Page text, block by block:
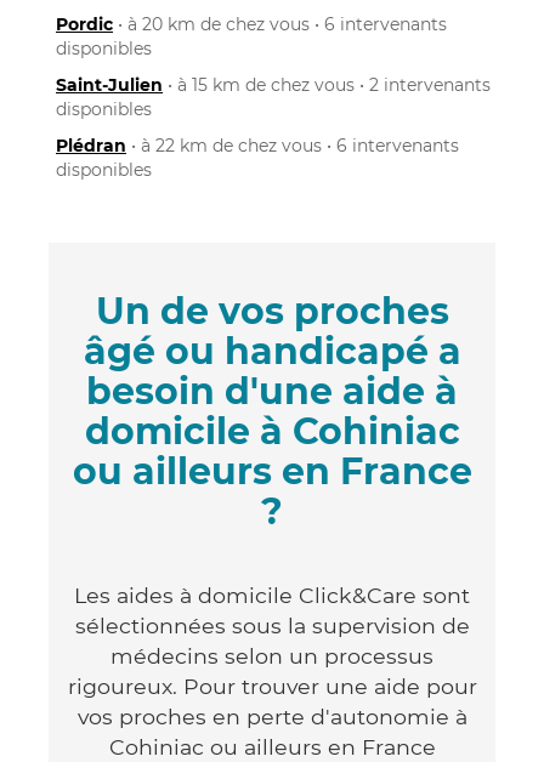
Pordic • à 20 km de chez vous • 6 intervenants
disponibles
Saint-Julien • à 15 km de chez vous • 2 intervenants
disponibles
Plédran • à 22 km de chez vous • 6 intervenants
disponibles
Un de vos proches
âgé ou handicapé a
besoin d'une aide à
domicile à Cohiniac
ou ailleurs en France
?
Les aides à domicile Click&Care sont
sélectionnées sous la supervision de
médecins selon un processus
rigoureux. Pour trouver une aide pour
vos proches en perte d'autonomie à
Cohiniac ou ailleurs en France